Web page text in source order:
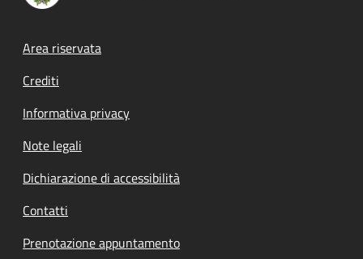
Footer menu
Area riservata
Crediti
Informativa privacy
Note legali
Dichiarazione di accessibilità
Contatti
Prenotazione appuntamento